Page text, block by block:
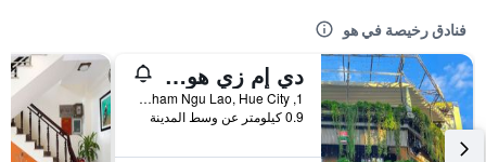
فنادق رخيصة في هو
دي إم زي هوستل هوي
1, Pham Ngu Lao, Hue City, هو, فيتنام
0.9 كيلومتر عن وسط المدينة